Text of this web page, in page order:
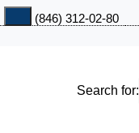
+7 (846) 312-02-80
Search for: